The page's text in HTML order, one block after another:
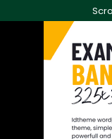
ke